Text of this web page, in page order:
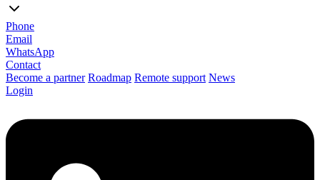
Phone
Email
WhatsApp
Contact
Become a partner Roadmap Remote support News
Login